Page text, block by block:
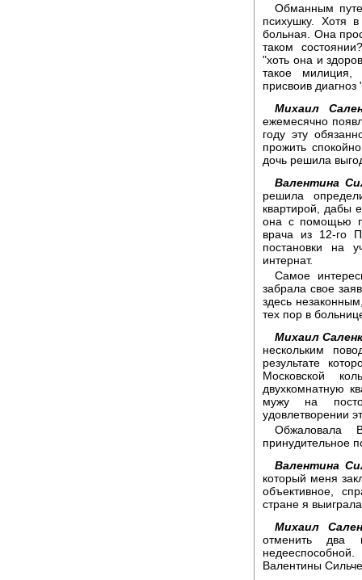
Обманным
психушку. Хотя
больная. Она
таком
"хоть она и
такое милиция,
присвоив
Михаил
ежемесячно
году эту
прожить
дочь решила
Валентина
решила
квартирой, дабы
она с помощью
врача из 12-го
постановки на
интернат.
Самое
забрала свое
здесь
тех пор в
Михаил
нескольким
результате
Московской
двухкомнатную
мужу на
удовлетворении
Обжаловала
принудительное
Валентина
который меня
объективное,
стране я
Михаил
отменить два
Валентины